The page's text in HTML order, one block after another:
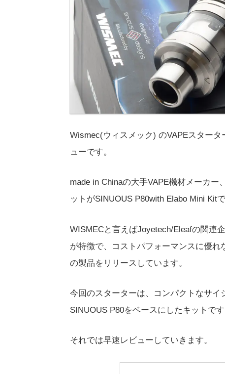
Wismec(ウィスメック) のVAPEスター
ューです。
made in Chinaの大手VAPE機材メーカー
ットがSINUOUS P80with Elabo Mini Kitで
WISMECと言えばJoyetech/Eleafの関連
が特徴で、コストパフォーマンスに優
の製品をリリースしています。
今回のスターターは、コンパクトなサイ
SINUOUS P80をベースにしたキットです
それでは早速レビューしていきます。